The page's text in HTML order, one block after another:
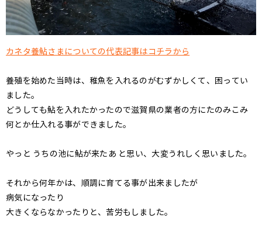
カネタ養鮎さまについての代表記事はコチラから
養殖を始めた当時は、稚魚を入れるのがむずかしくて、困ってい
ました。
どうしても鮎を入れたかったので滋賀県の業者の方にたのみこみ
何とか仕入れる事ができました。
やっと うちの池に鮎が来たあ と思い、大変うれしく思いました。
それから何年かは、順調に育てる事が出来ましたが
病気になったり
大きくならなかったりと、苦労もしました。